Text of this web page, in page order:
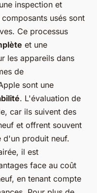
inspection et
usés sont
Ce processus
et une
les appareils dans
de
sont une
. L'évaluation de
car ils suivent des
et offrent souvent
d'un produit neuf.
il est
face au coût
en tenant compte